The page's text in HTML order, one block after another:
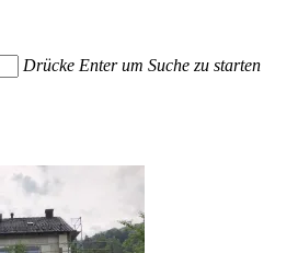
Drücke Enter um Suche zu starten